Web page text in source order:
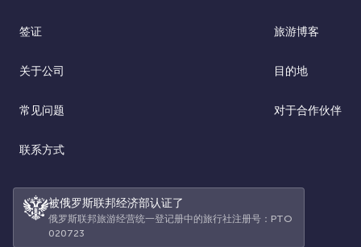
签证 旅游博客
关于公司 目的地
常见问题 对于合作伙伴
联系方式
被俄罗斯联邦经济部认证了
俄罗斯联邦旅游经营统一登记册中的旅行社注册号：РТО
020723